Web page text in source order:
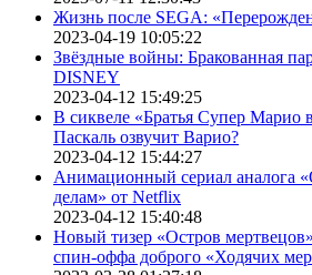
Жизнь после SEGA:
2023-04-19 10:05:22
Звёздные войны: Бракованная
DISNEY
2023-04-12 15:49:25
В сиквеле «Братья Супер Марио
Паскаль озвучит Варио?
2023-04-12 15:44:27
Анимационный сериал аналога
делам» от Netflix
2023-04-12 15:40:48
Новый тизер «Остров
спин-оффа доброго «Ходячих